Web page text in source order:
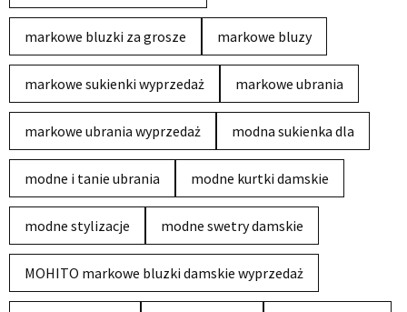
markowe bluzki za grosze markowe bluzy
markowe sukienki wyprzedaż markowe ubrania
markowe ubrania wyprzedaż modna sukienka dla
modne i tanie ubrania modne kurtki damskie
modne stylizacje modne swetry damskie
MOHITO markowe bluzki damskie wyprzedaż